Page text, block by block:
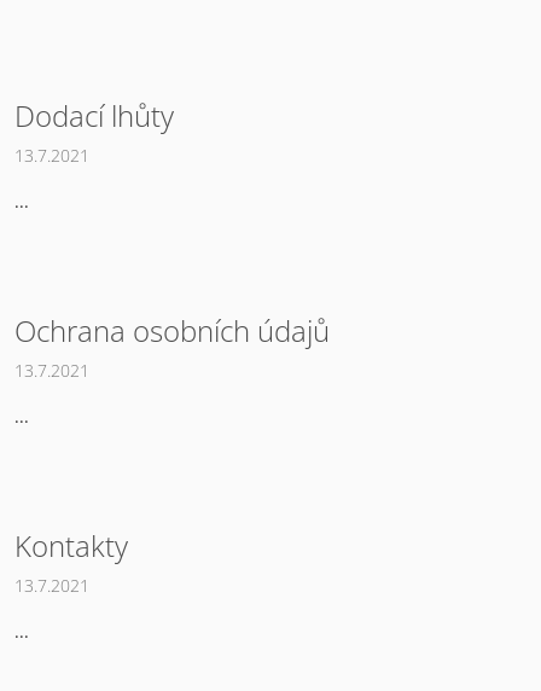
Dodací lhůty
13.7.2021
...
Ochrana osobních údajů
13.7.2021
...
Kontakty
13.7.2021
...